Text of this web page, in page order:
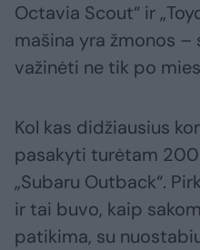
Octavia Scout“ ir
mašina yra žmonos –
važinėti ne tik po
Kol kas didžiausius
pasakyti turėtam
„Subaru Outback“.
ir tai buvo, kaip
patikima, su